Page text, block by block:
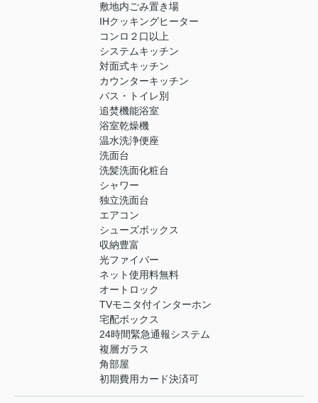
敷地内ごみ置き場
IHクッキングヒーター
コンロ２口以上
システムキッチン
対面式キッチン
カウンターキッチン
バス・トイレ別
追焚機能浴室
浴室乾燥機
温水洗浄便座
洗面台
洗髪洗面化粧台
シャワー
独立洗面台
エアコン
シューズボックス
収納豊富
光ファイバー
ネット使用料無料
オートロック
TVモニタ付インターホン
宅配ボックス
24時間緊急通報システム
複層ガラス
角部屋
初期費用カード決済可